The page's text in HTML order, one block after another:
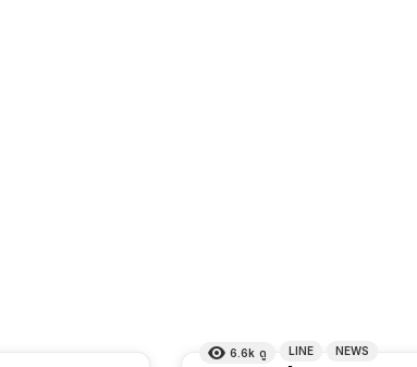
6.6k ดู LINE NEWS